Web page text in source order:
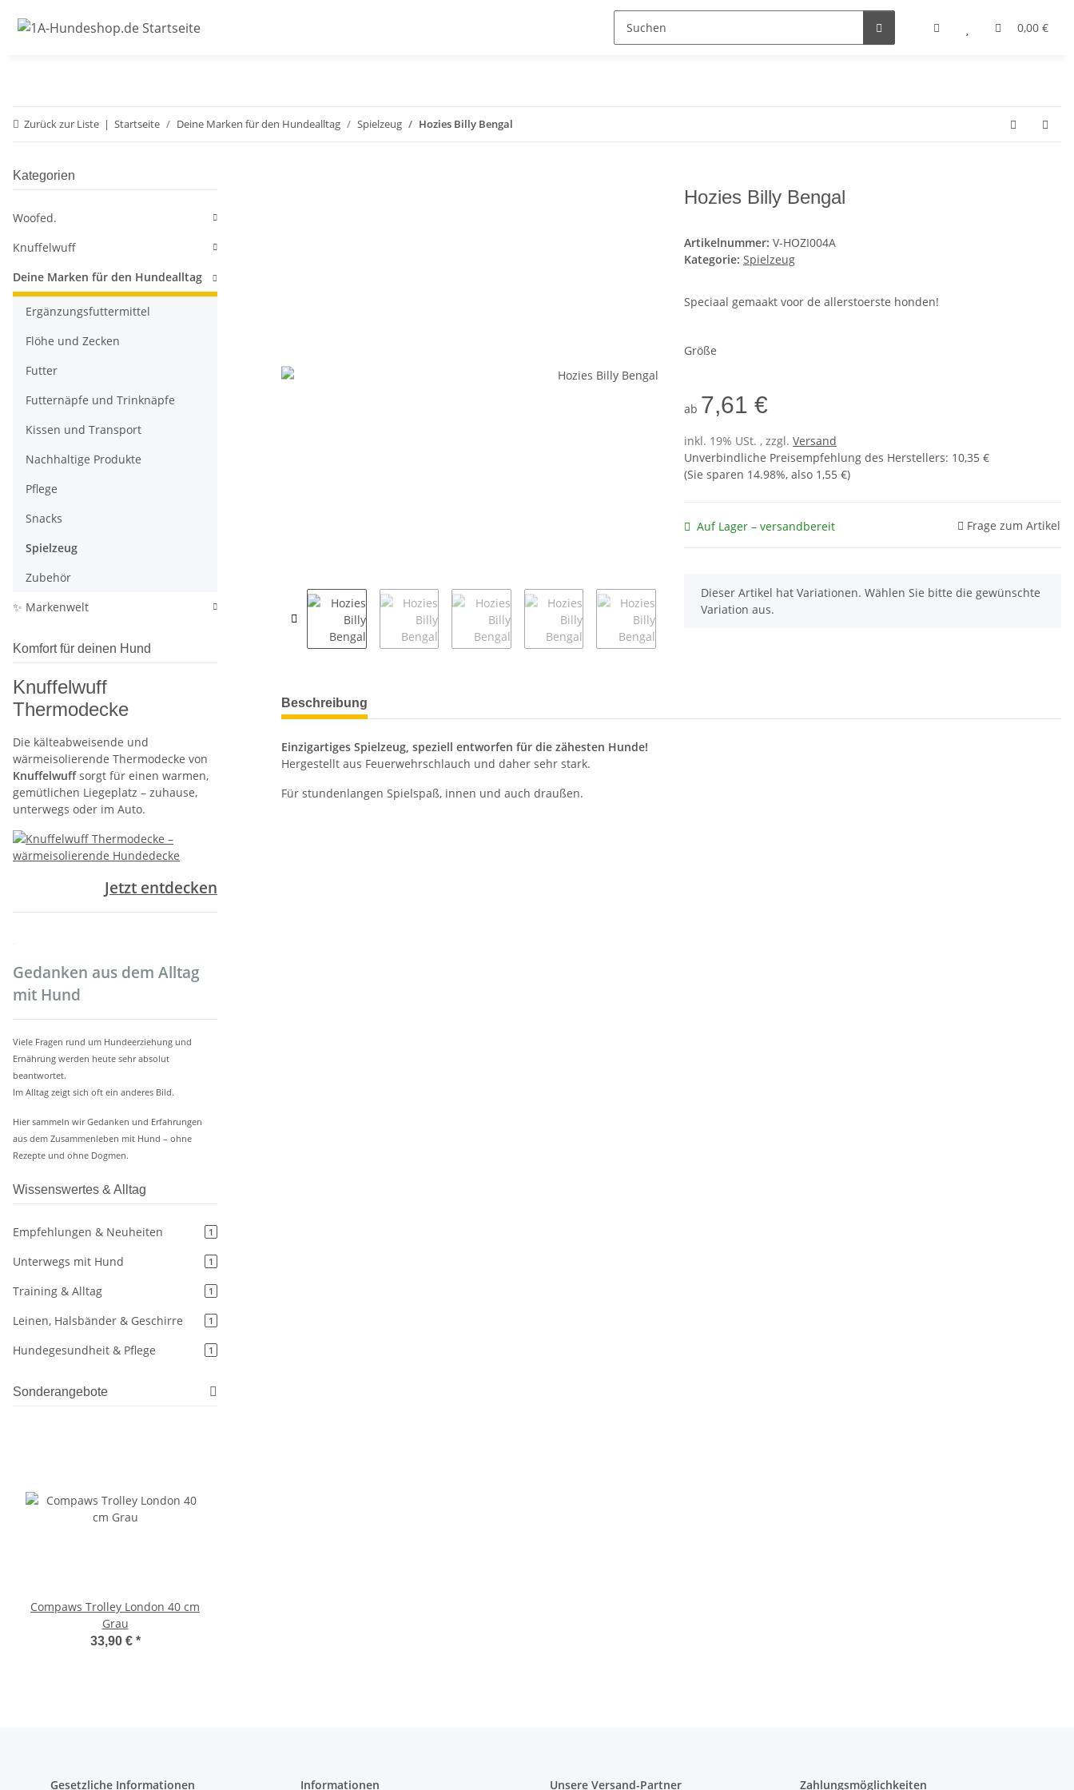
0,00 €
Zurück zur Liste Startseite Deine Marken für den Hundealltag Spielzeug Hozies Billy Bengal
Hozies Billy Bengal
Artikelnummer: V-HOZI004A
Kategorie: Spielzeug
Speciaal gemaakt voor de allerstoerste honden!
Größe
ab 7,61 €
inkl. 19% USt. , zzgl. Versand
Unverbindliche Preisempfehlung des Herstellers: 10,35 €
(Sie sparen 14.98%, also 1,55 €)
Auf Lager – versandbereit Frage zum Artikel
x
Dieser Artikel hat Variationen. Wählen Sie bitte die gewünschte
Variation aus.
weitere Registerkarten anzeigen
Beschreibung
Einzigartiges Spielzeug, speziell entworfen für die zähesten Hunde!
Hergestellt aus Feuerwehrschlauch und daher sehr stark.
Für stundenlangen Spielspaß, innen und auch draußen.
Kategorien
Woofed.
Knuffelwuff
Deine Marken für den Hundealltag
Ergänzungsfuttermittel
Flöhe und Zecken
Futter
Futternäpfe und Trinknäpfe
Kissen und Transport
Nachhaltige Produkte
Pflege
Snacks
Spielzeug
Zubehör
✨ Markenwelt
Komfort für deinen Hund
Knuffelwuff
Thermodecke
Die kälteabweisende und
wärmeisolierende Thermodecke von
Knuffelwuffsorgt für einen warmen,
gemütlichen Liegeplatz – zuhause,
unterwegs oder im Auto.
Jetzt entdecken
Gedanken aus dem Alltag
mit Hund
Viele Fragen rund um Hundeerziehung und
Ernährung werden heute sehr absolut
beantwortet.
Im Alltag zeigt sich oft ein anderes Bild.
Hier sammeln wir Gedanken und Erfahrungen
aus dem Zusammenleben mit Hund – ohne
Rezepte und ohne Dogmen.
Wissenswertes & Alltag
Empfehlungen & Neuheiten 1
Unterwegs mit Hund 1
Training & Alltag 1
Leinen, Halsbänder & Geschirre 1
Hundegesundheit & Pflege 1
Sonderangebote
Compaws Trolley London 40 cm
Grau
33,90 € *
Gesetzliche Informationen Informationen Unsere Versand-Partner Zahlungsmöglichkeiten